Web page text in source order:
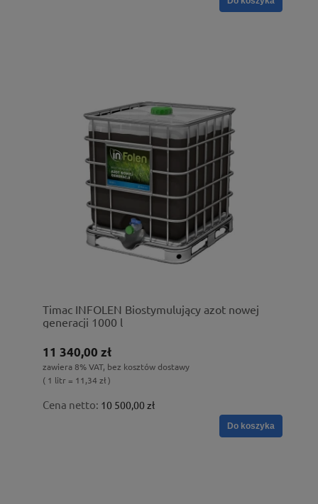
Timac INFOLEN Biostymulujący azot nowej
generacji 1000 l
11 340,00 zł
zawiera 8% VAT, bez kosztów dostawy
( 1 litr = 11,34 zł )
Cena netto: 10 500,00 zł
Do koszyka